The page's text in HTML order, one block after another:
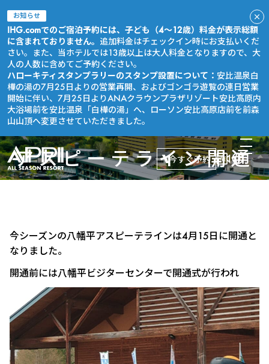
お知らせ
IHG.comでのご宿泊予約には、子ども（4～12歳）料金が表示総額
に含まれておりません。 追加料金はチェックイン時にお支払いくだ
さい。また、当ホテルでは13歳以上は大人料金となりますので、大
人の人数に含めてご予約ください。
ハローキティスタンプラリーのスタンプ設置について： 安比温泉白
樺の湯の7月25日よりの営業再開、およびゴンゴラ遊覧の連日営業
開始に伴い、7月25日よりANAクラウンプラザリゾート安比高原内
大浴場前を安比温泉「白樺の湯」へ、ローソン安比高原店前を前森
山山頂へ変更させていただきました。
今すぐ予約
アスピーテライン開通
今シーズンの八幡平アスピーテラインは4月15日に開通と
なりました。
開通前には八幡平ビジターセンターで開通式が行われ